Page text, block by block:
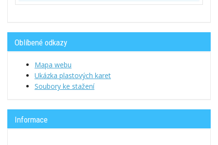
Oblíbené odkazy
Mapa webu
Ukázka plastových karet
Soubory ke stažení
Informace